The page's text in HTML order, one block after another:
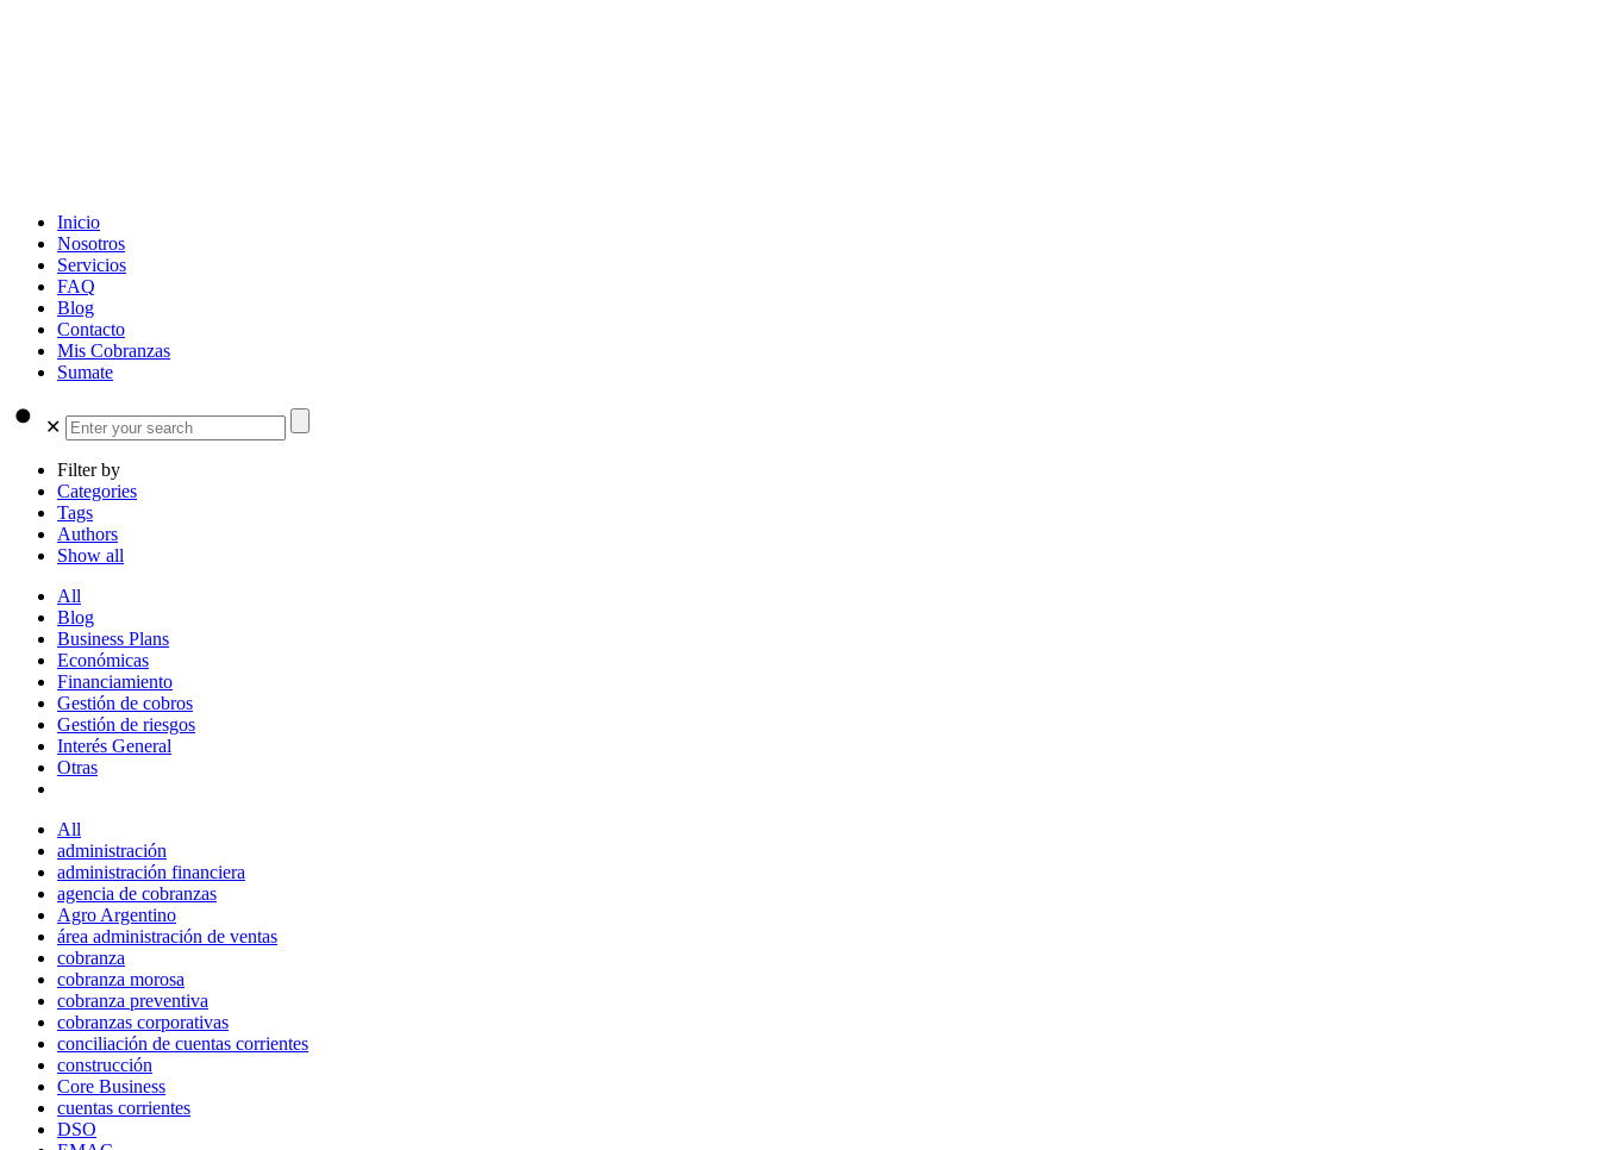
Inicio
Nosotros
Servicios
FAQ
Blog
Contacto
Mis Cobranzas
Sumate
✕
Filter by
Categories
Tags
Authors
Show all
All
Blog
Business Plans
Económicas
Financiamiento
Gestión de cobros
Gestión de riesgos
Interés General
Otras
All
administración
administración financiera
agencia de cobranzas
Agro Argentino
área administración de ventas
cobranza
cobranza morosa
cobranza preventiva
cobranzas corporativas
conciliación de cuentas corrientes
construcción
Core Business
cuentas corrientes
DSO